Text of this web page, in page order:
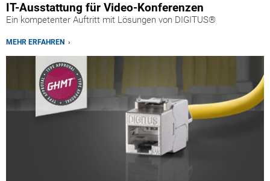
IT-Ausstattung für Video-Konferenzen
Ein kompetenter Auftritt mit Lösungen von DIGITUS®
MEHR ERFAHREN ›